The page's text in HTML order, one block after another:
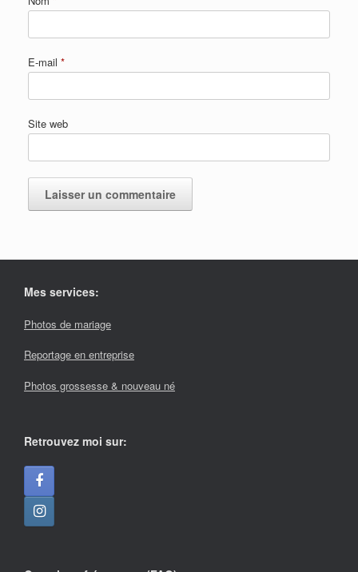
E-mail *
Site web
Mes services:
Photos de mariage
Reportage en entreprise
Photos grossesse & nouveau né
Retrouvez moi sur: